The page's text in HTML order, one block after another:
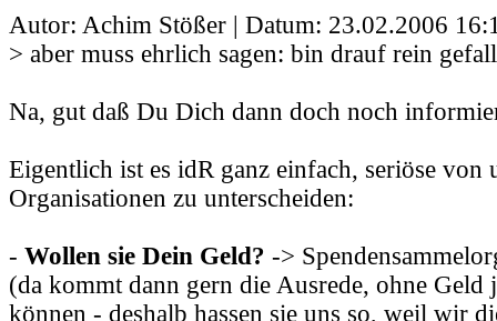
Autor: Achim Stößer | Datum: 23.02.2006
> aber muss ehrlich sagen: bin drauf rein
Na, gut daß Du Dich dann doch noch
Eigentlich ist es idR ganz einfach, seriöse von
Organisationen zu unterscheiden:
- Wollen sie Dein Geld? ->
(da kommt dann gern die Ausrede, ohne Geld
können - deshalb hassen sie uns so, weil wir